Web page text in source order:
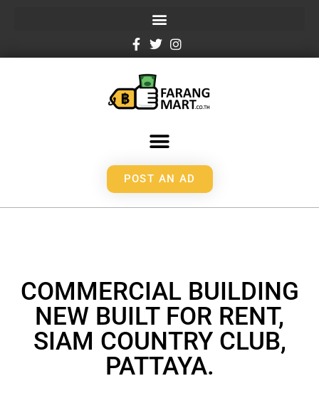
POST AN AD
COMMERCIAL BUILDING
NEW BUILT FOR RENT,
SIAM COUNTRY CLUB,
PATTAYA.